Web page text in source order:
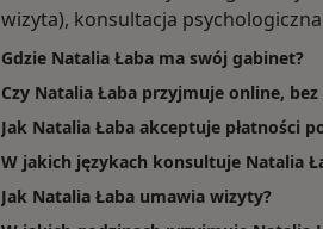
wizyta), konsultacja
Gdzie Natalia Łaba ma swój gabinet?
Czy Natalia Łaba przyjmuje online,
Jak Natalia Łaba akceptuje płatności
W jakich językach konsultuje Natalia
Jak Natalia Łaba umawia wizyty?